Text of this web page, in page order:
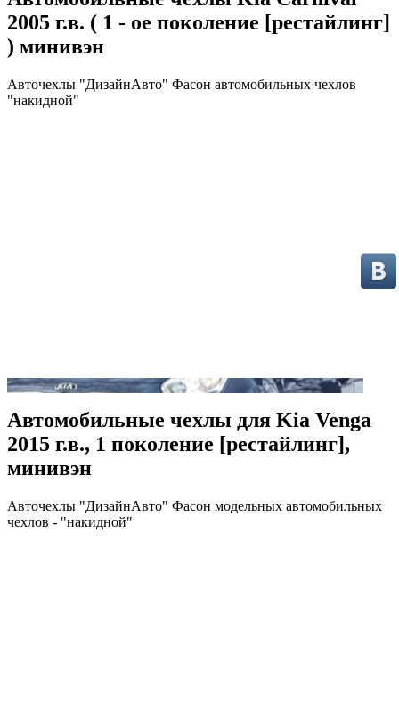
2005 г.в. ( 1 - ое поколение [рестайлинг]
) минивэн
Авточехлы "ДизайнАвто" Фасон автомобильных чехлов
"накидной"
Автомобильные чехлы для Kia Venga
2015 г.в., 1 поколение [рестайлинг],
минивэн
Авточехлы "ДизайнАвто" Фасон модельных автомобильных
чехлов - "накидной"